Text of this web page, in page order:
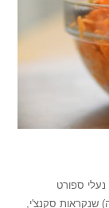
נעלי ספורט
שנקראות סקנצ'י,